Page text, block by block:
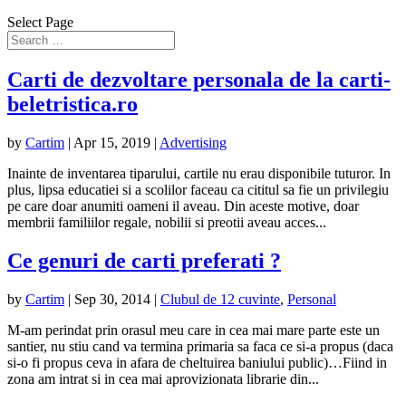
Select Page
Carti de dezvoltare personala de la carti-
beletristica.ro
by Cartim | Apr 15, 2019 | Advertising
Inainte de inventarea tiparului, cartile nu erau disponibile tuturor. In
plus, lipsa educatiei si a scolilor faceau ca cititul sa fie un privilegiu
pe care doar anumiti oameni il aveau. Din aceste motive, doar
membrii familiilor regale, nobilii si preotii aveau acces...
Ce genuri de carti preferati ?
by Cartim | Sep 30, 2014 | Clubul de 12 cuvinte, Personal
M-am perindat prin orasul meu care in cea mai mare parte este un
santier, nu stiu cand va termina primaria sa faca ce si-a propus (daca
si-o fi propus ceva in afara de cheltuirea baniului public)…Fiind in
zona am intrat si in cea mai aprovizionata librarie din...